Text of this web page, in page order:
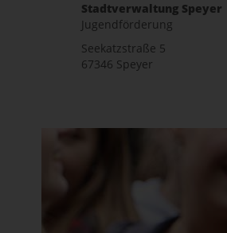
Stadtverwaltung Speyer
Jugendförderung
Seekatzstraße 5
67346 Speyer